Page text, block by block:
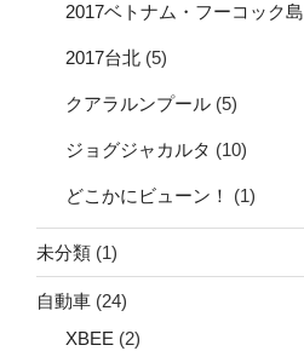
2017ベトナム・フーコック島
2017台北 (5)
クアラルンプール (5)
ジョグジャカルタ (10)
どこかにビューン！ (1)
未分類 (1)
自動車 (24)
XBEE (2)